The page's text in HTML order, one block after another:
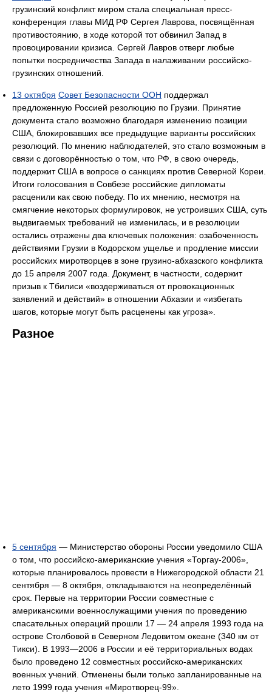
грузинский конфликт миром стала специальная пресс-
конференция главы МИД РФ Сергея Лаврова, посвящённая
противостоянию, в ходе которой тот обвинил Запад в
провоцировании кризиса. Сергей Лавров отверг любые
попытки посредничества Запада в налаживании российско-
грузинских отношений.
13 октября Совет Безопасности ООН поддержал
предложенную Россией резолюцию по Грузии. Принятие
документа стало возможно благодаря изменению позиции
США, блокировавших все предыдущие варианты российских
резолюций. По мнению наблюдателей, это стало возможным в
связи с договорённостью о том, что РФ, в свою очередь,
поддержит США в вопросе о санкциях против Северной Кореи.
Итоги голосования в Совбезе российские дипломаты
расценили как свою победу. По их мнению, несмотря на
смягчение некоторых формулировок, не устроивших США, суть
выдвигаемых требований не изменилась, и в резолюции
остались отражены два ключевых положения: озабоченность
действиями Грузии в Кодорском ущелье и продление миссии
российских миротворцев в зоне грузино-абхазского конфликта
до 15 апреля 2007 года. Документ, в частности, содержит
призыв к Тбилиси «воздерживаться от провокационных
заявлений и действий» в отношении Абхазии и «избегать
шагов, которые могут быть расценены как угроза».
Разное
5 сентября — Министерство обороны России уведомило США
о том, что российско-американские учения «Торгау-2006»,
которые планировалось провести в Нижегородской области 21
сентября — 8 октября, откладываются на неопределённый
срок. Первые на территории России совместные с
американскими военнослужащими учения по проведению
спасательных операций прошли 17 — 24 апреля 1993 года на
острове Столбовой в Северном Ледовитом океане (340 км от
Тикси). В 1993—2006 в России и её территориальных водах
было проведено 12 совместных российско-американских
военных учений. Отменены были только запланированные на
лето 1999 года учения «Миротворец-99».